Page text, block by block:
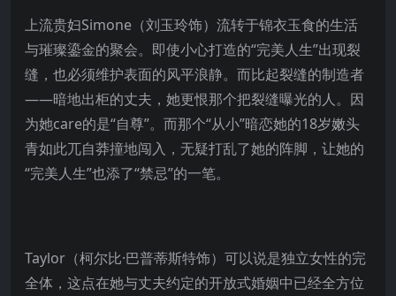
上流贵妇Simone（刘玉玲饰）流转于锦衣玉食的生活
与璀璨鎏金的聚会。即使小心打造的“完美人生”出现裂
缝，也必须维护表面的风平浪静。而比起裂缝的制造者
——暗地出柜的丈夫，她更恨那个把裂缝曝光的人。因
为她care的是“自尊”。而那个“从小”暗恋她的18岁嫩头
青如此兀自莽撞地闯入，无疑打乱了她的阵脚，让她的
“完美人生”也添了“禁忌”的一笔。
Taylor（柯尔比·巴普蒂斯特饰）可以说是独立女性的完
全体，这点在她与丈夫约定的开放式婚姻中已经全方位